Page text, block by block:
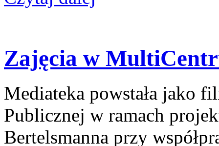
Zajęcia w
Mediateka powstała jako
Publicznej w ramach
Bertelsmanna przy